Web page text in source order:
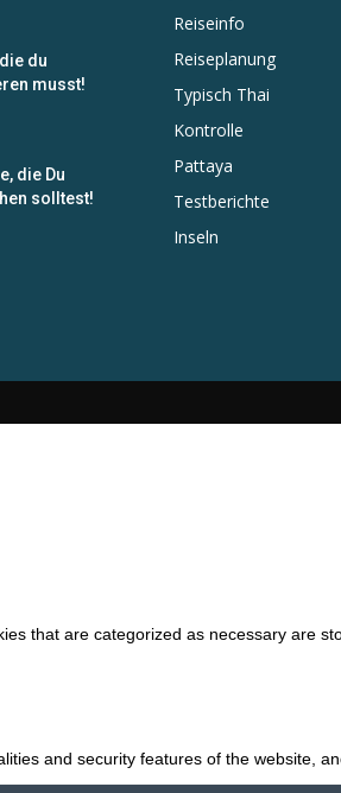
du
musst!
die Du
solltest!
Reiseinfo
Reiseplanung
Typisch Thai
Kontrolle
Pattaya
Testberichte
Inseln
that are categorized as necessary are
and security features of the website,